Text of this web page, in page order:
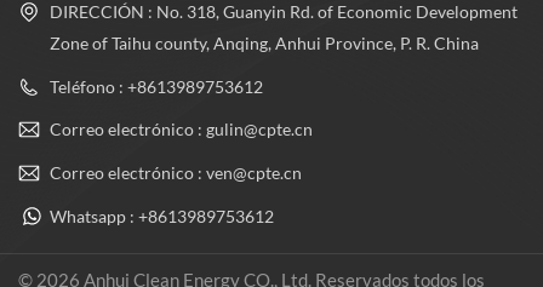
DIRECCIÓN : No. 318, Guanyin Rd. of Economic Development
Zone of Taihu county, Anqing, Anhui Province, P. R. China
Teléfono : +8613989753612
Correo electrónico : gulin@cpte.cn
Correo electrónico : ven@cpte.cn
Whatsapp : +8613989753612
© 2026 Anhui Clean Energy CO., Ltd. Reservados todos los